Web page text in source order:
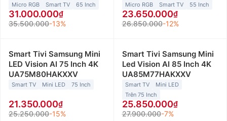
Micro RGB Smart TV 65 Inch
31.000.000
35.500.000-13%
Micro RGB Smart TV 55 Inch
23.650.000
26.850.000-12%
Smart Tivi Samsung Mini
LED Vision AI 75 Inch 4K
UA75M80HAKXXV
Smart TV Mini LED 75 Inch
21.350.000
25.250.000-15%
Smart Tivi Samsung Mini
Led Vision AI 85 Inch 4K
UA85M77HAKXXV
Smart TV
Mini LED
Trên 75 Inch
25.850.000
27.900.000-7%